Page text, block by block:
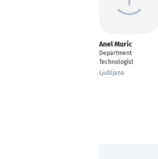
Anel Muric
Department
Technologist
Ljubljana